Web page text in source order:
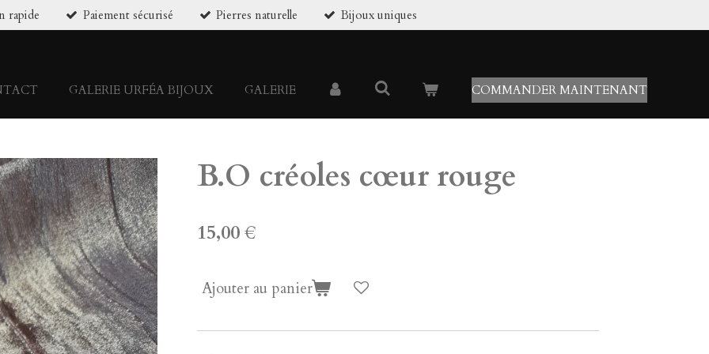
rapide Paiement sécurisé Pierres naturelle Bijoux uniques
GALERIE URFÉA BIJOUX GALERIE COMMANDER MAINTENANT
B.O créoles cœur rouge
15,00 €
Ajouter au panier